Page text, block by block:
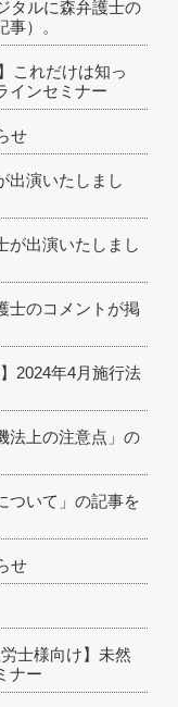
タルに森弁護士の
）。
これだけは知っ
インセミナー
せ
出演いたしまし
が出演いたしまし
士のコメントが掲
2024年4月施行法
法上の注意点」の
ついて」の記事を
せ
士様向け】未然
ナー